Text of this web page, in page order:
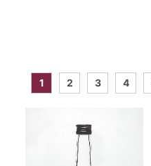
1 2 3 4